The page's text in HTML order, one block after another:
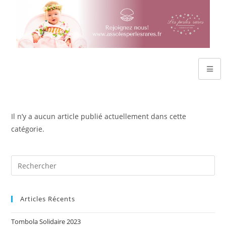
Il n’y a aucun article publié actuellement dans cette
catégorie.
Articles Récents
Tombola Solidaire 2023